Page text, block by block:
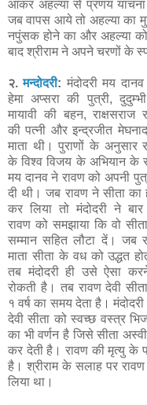
आकर अहल्या से प्रणय
जब वापस आये तो अहल्या का
नपुंसक होने का और अहल्या को
बाद श्रीराम ने अपने चरणों के
२.मन्दोदरी: मंदोदरी मय
हेमा अप्सरा की पुत्री,
मायावी की बहन, राक्षसराज
की पत्नी और इन्द्रजीत
माता थी। पुराणों के अनुसार
के विश्व विजय के अभियान के
मय दानव ने रावण को अपनी
दी थी। जब रावण ने सीता का
कर लिया तो मंदोदरी ने बार
रावण को समझाया कि वो
सम्मान सहित लौटा दें। जब
माता सीता के वध को उद्धत
तब मंदोदरी ही उसे ऐसा
रोकती है। तब रावण देवी
१ वर्ष का समय देता है। मंदोदरी
देवी सीता को स्वच्छ वस्त्र
का भी वर्णन है जिसे सीता
कर देती है। रावण की मृत्यु के
है। श्रीराम के सलाह पर
लिया था।